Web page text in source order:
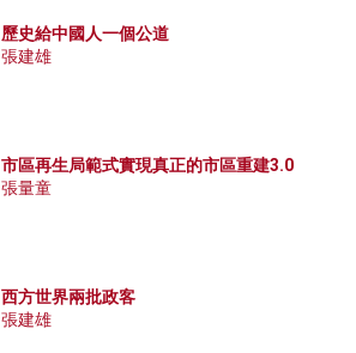
歷史給中國人一個公道
張建雄
市區再生局範式實現真正的市區重建3.0
張量童
西方世界兩批政客
張建雄